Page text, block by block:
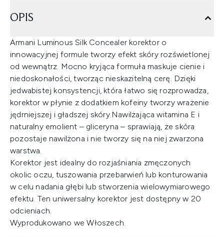
OPIS
Armani Luminous Silk Concealer korektor o
innowacyjnej formule tworzy efekt skóry rozświetlonej
od wewnątrz. Mocno kryjąca formuła maskuje cienie i
niedoskonałości, tworząc nieskazitelną cerę. Dzięki
jedwabistej konsystencji, która łatwo się rozprowadza,
korektor w płynie z dodatkiem kofeiny tworzy wrażenie
jędrniejszej i gładszej skóry.Nawilżająca witamina E i
naturalny emolient – gliceryna – sprawiają, że skóra
pozostaje nawilżona i nie tworzy się na niej zwarzona
warstwa.
Korektor jest idealny do rozjaśniania zmęczonych
okolic oczu, tuszowania przebarwień lub konturowania
w celu nadania głębi lub stworzenia wielowymiarowego
efektu. Ten uniwersalny korektor jest dostępny w 20
odcieniach.
Wyprodukowano we Włoszech.